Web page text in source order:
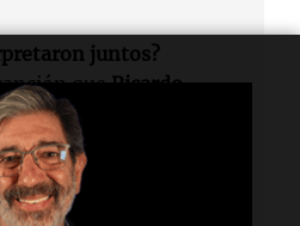
juntos?
queRicardo
interpretaron en el
el evento?